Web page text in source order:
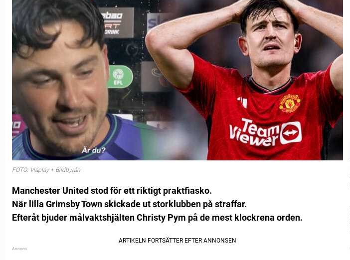
FOTO: Viaplay + Bildbyrån
Manchester United stod för ett riktigt praktfiasko.
När lilla Grimsby Town skickade ut storklubben på straffar.
Efteråt bjuder målvaktshjälten Christy Pym på de mest klockrena orden.